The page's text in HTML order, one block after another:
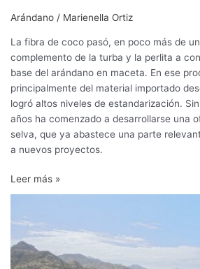
Arándano / Marienella Ortiz
La fibra de coco pasó, en poco más de
complemento de la turba y la perlita a
base del arándano en maceta. En ese
principalmente del material importado
logró altos niveles de estandarización.
años ha comenzado a desarrollarse una
selva, que ya abastece una parte
a nuevos proyectos.
Leer más »
macetas,
nuevos
ejes